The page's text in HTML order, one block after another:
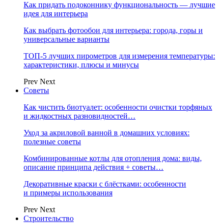
Как придать подоконнику функциональность — лучшие
идея для интерьера
Как выбрать фотообои для интерьера: города, горы и
универсальные варианты
ТОП-5 лучших пирометров для измерения температуры:
характеристики, плюсы и минусы
Prev Next
Советы
Как чистить биотуалет: особенности очистки торфяных
и жидкостных разновидностей…
Уход за акриловой ванной в домашних условиях:
полезные советы
Комбинированные котлы для отопления дома: виды,
описание принципа действия + советы…
Декоративные краски с блёстками: особенности
и примеры использования
Prev Next
Строительство